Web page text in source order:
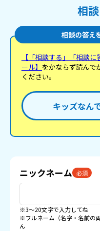
相
相談の答え
【「相談する」「相談
ール】 をかならず読んで
ください。
キッズなん
ニックネーム 必須
※3〜20文字で入力してね
※フルネーム（名字・名前の
ん